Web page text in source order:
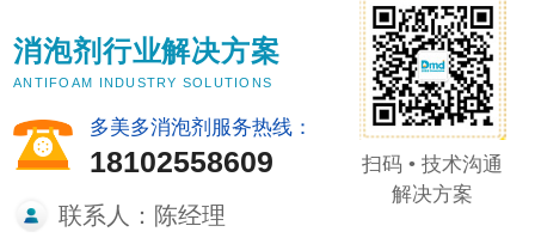
消泡剂行业解决方案
ANTIFOAM INDUSTRY SOLUTIONS
多美多消泡剂服务热线：
18102558609
联系人：陈经理
扫码 • 技术沟通
解决方案